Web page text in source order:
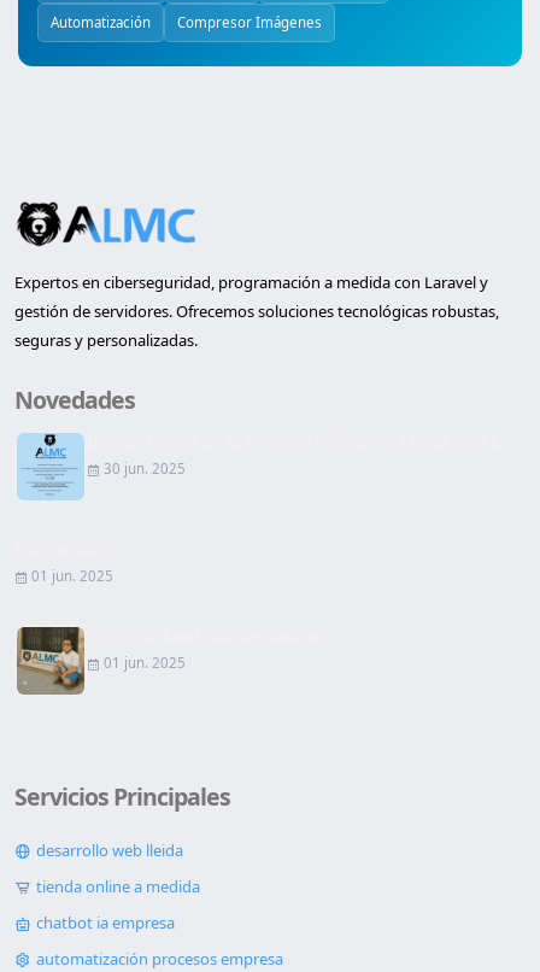
Automatización Compresor Imágenes
Expertos en ciberseguridad, programación a medida con Laravel y
gestión de servidores. Ofrecemos soluciones tecnológicas robustas,
seguras y personalizadas.
Novedades
30 jun. 2025
01 jun. 2025
01 jun. 2025
Servicios Principales
desarrollo web lleida
tienda online a medida
chatbot ia empresa
automatización procesos empresa